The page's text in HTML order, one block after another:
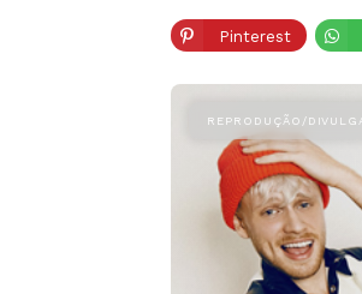
Pinterest